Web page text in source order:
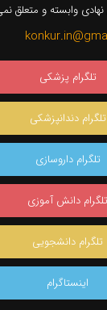
وابسته و متعلق
تلگرام پزشکی
تلگرام دندانپزشکی
تلگرام داروسازی
تلگرام دانش آموزی
تلگرام دانشجویی
اینستاگرام